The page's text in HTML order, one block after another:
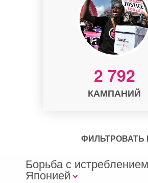
2 792
КАМПАНИЙ
ФИЛЬТРОВАТЬ
Борьба с
Японией